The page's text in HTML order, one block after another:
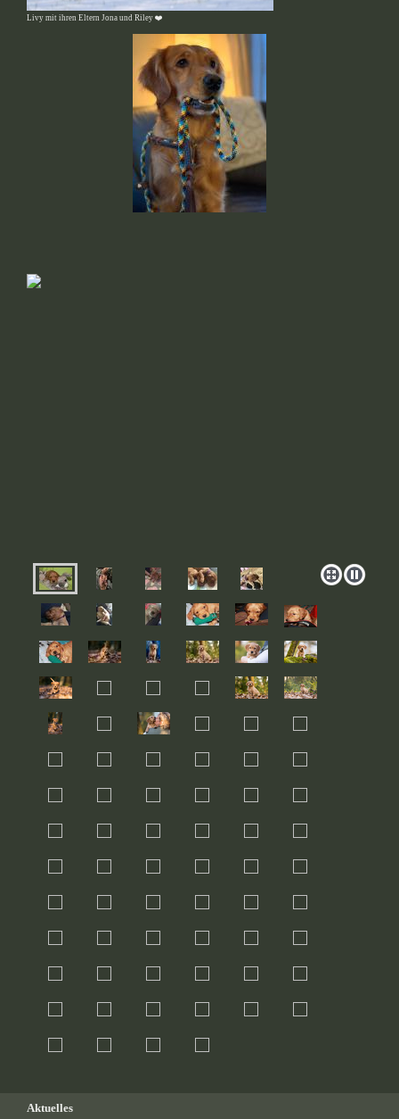
Livy mit ihren Eltern Jona und Riley ❤️
Aktuelles